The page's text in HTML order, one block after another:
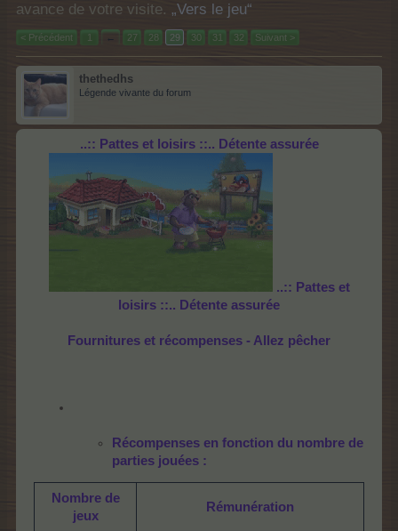
avance de votre visite. „Vers le jeu“
< Précédent 1 ← 27 28 29 30 31 32 Suivant >
thethedhs
Légende vivante du forum
..:: Pattes et loisirs::.. Détente assurée
..:: Pattes et
loisirs ::.. Détente assurée
Fournitures et récompenses - Allez pêcher
Récompenses en fonction du nombre de
parties jouées :
Nombre de
jeux
Rémunération